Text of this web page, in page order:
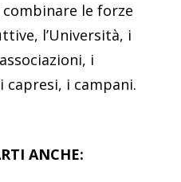
le forze
l’Università, i
i
i campani.
ANCHE: